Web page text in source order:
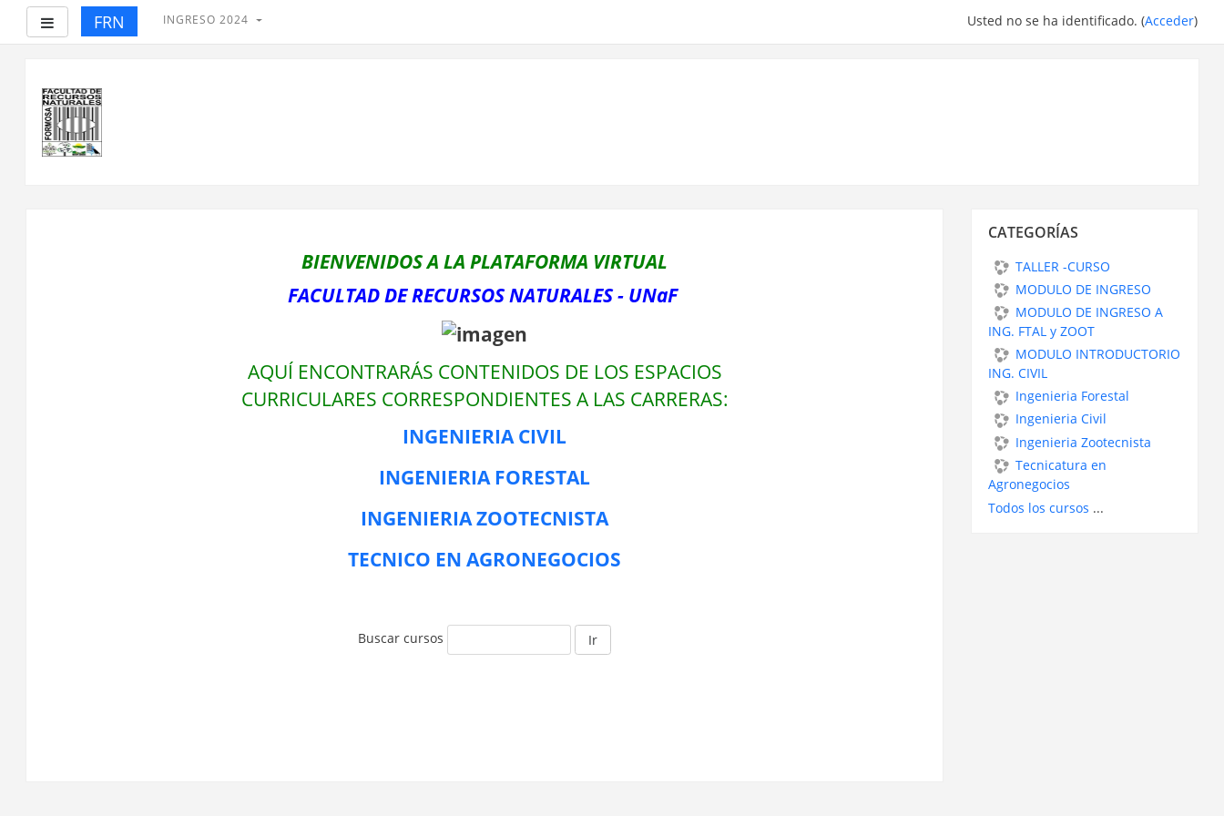
contenido
principal
Panel lateral
FRN Usted no se ha identificado. (Acceder)
INGRESO 2024
BIENVENIDOS A LA PLATAFORMA VIRTUAL
FACULTAD DE RECURSOS NATURALES - UNaF
AQUÍ ENCONTRARÁS CONTENIDOS DE LOS ESPACIOS
CURRICULARES CORRESPONDIENTES A LAS CARRERAS:
INGENIERIA CIVIL
INGENIERIA FORESTAL
INGENIERIA ZOOTECNISTA
TECNICO EN AGRONEGOCIOS
Buscar cursos Ir
Categorías
CATEGORÍAS
TALLER -CURSO
MODULO DE INGRESO
MODULO DE INGRESO A
ING. FTAL y ZOOT
MODULO INTRODUCTORIO
ING. CIVIL
Ingenieria Forestal
Ingenieria Civil
Ingenieria Zootecnista
Tecnicatura en
Agronegocios
Todos los cursos ...